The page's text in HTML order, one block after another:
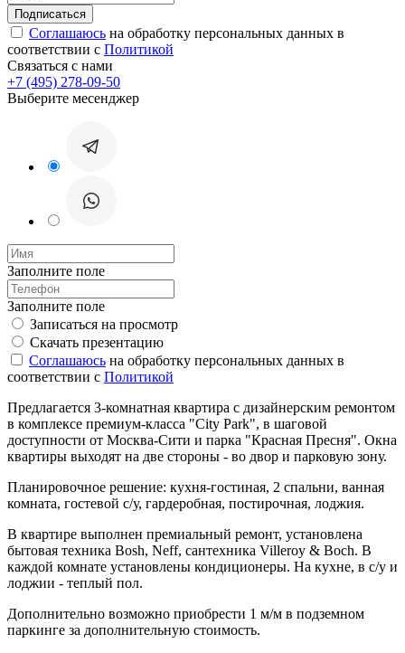
Соглашаюсь на обработку персональных данных в
соответствии с Политикой
Связаться с нами
+7 (495) 278-09-50
Выберите месенджер
Заполните поле
Заполните поле
Записаться на просмотр
Скачать презентацию
Соглашаюсь на обработку персональных данных в
соответствии с Политикой
Предлагается 3-комнатная квартира с дизайнерским ремонтом
в комплексе премиум-класса "City Park", в шаговой
доступности от Москва-Сити и парка "Красная Пресня". Окна
квартиры выходят на две стороны - во двор и парковую зону.
Планировочное решение: кухня-гостиная, 2 спальни, ванная
комната, гостевой с/у, гардеробная, постирочная, лоджия.
В квартире выполнен премиальный ремонт, установлена
бытовая техника Bosh, Neff, сантехника Villeroy & Boch. В
каждой комнате установлены кондиционеры. На кухне, в с/у и
лоджии - теплый пол.
Дополнительно возможно приобрести 1 м/м в подземном
паркинге за дополнительную стоимость.